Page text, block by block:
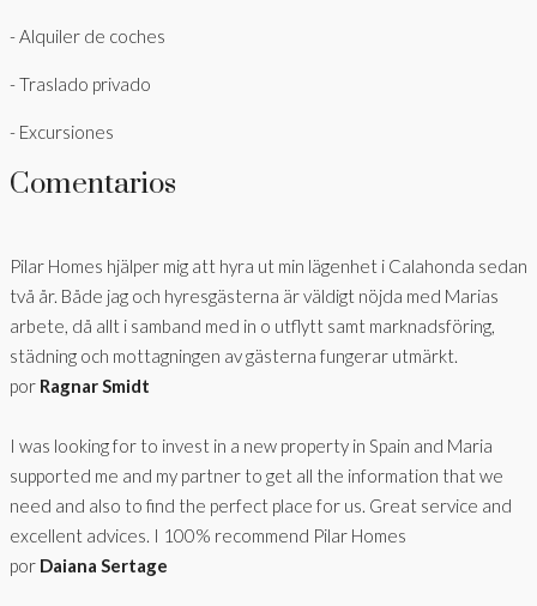
- Alquiler de coches
- Traslado privado
- Excursiones
Comentarios
Pilar Homes hjälper mig att hyra ut min lägenhet i Calahonda sedan
två år. Både jag och hyresgästerna är väldigt nöjda med Marias
arbete, då allt i samband med in o utflytt samt marknadsföring,
städning och mottagningen av gästerna fungerar utmärkt.
por Ragnar Smidt
I was looking for to invest in a new property in Spain and Maria
supported me and my partner to get all the information that we
need and also to find the perfect place for us. Great service and
excellent advices. I 100% recommend Pilar Homes
por Daiana Sertage